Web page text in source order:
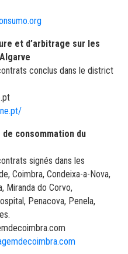
et d’arbitrage sur les
conclus dans le district
consommation du
signés dans les
Coimbra, Condeixa-a-Nova,
Miranda do Corvo,
Penacova, Penela,